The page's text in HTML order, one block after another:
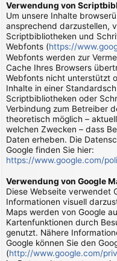
Verwendung von
Um unsere Inhalte
ansprechend darzustellen,
Scriptbibliotheken und
Webfonts (https://
Webfonts werden zur
Cache Ihres Browsers
Webfonts nicht unterstützt
Inhalte in einer
Scriptbibliotheken oder
Verbindung zum Betreiber
theoretisch möglich –
welchen Zwecken – dass
Daten erheben. Die
Google finden Sie hier:
https://www.google.com/
Verwendung von Google
Diese Webseite verwendet
Informationen visuell
Maps werden von Google
Kartenfunktionen durch
genutzt. Nähere
Google können Sie den
(http://www.google.com/